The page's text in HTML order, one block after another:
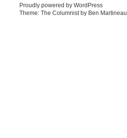
Proudly powered by WordPress
Theme: The Columnist by Ben Martineau